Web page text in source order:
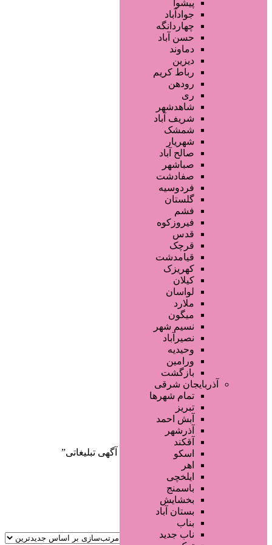
محصولات مو
محصولات آرایشی
تجهیزات سالن زیبایی
محصولات پوست
خدمات دندانپزشکی
سایر خدمات
پیشوا
جوادآباد
چهاردانگه
حسن آباد
دماوند
دیزین
رباط کریم
رودهن
ری
شاهدشهر
شریف آباد
شمشک
شهریار
صالح آباد
صباشهر
صفادشت
فردوسیه
گلستان
فشم
فیروزکوه
قدس
قرچک
قیامدشت
کهریزک
کیلان
لواسان
ملارد
میگون
نسیم شهر
نصیرآباد
وحیدیه
ورامین
بازگشت
آذربایجان شرقی
تمام شهر‌ها
تبریز
آبش احمد
آذرشهر
آقکند
اسکو
اهر
ایلخچی
باسمنج
بخشایش
بستان آباد
بناب
ناب جدید
صفحه اصلی
آگهی انبوه
طراحی سایت
صفحه اختصاصی
لیست سایتهای تبلیغاتی
دسته‌بندی‌ها
/ محصولات برچسب خورده “ثبت آگهی تبلیغاتی”
جستجو پیشرفته